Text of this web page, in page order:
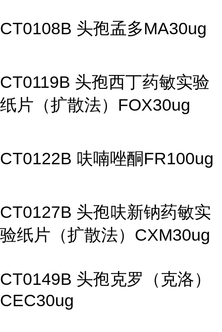
CT0108B 头孢孟多MA30ug
CT0119B 头孢西丁药敏实验
纸片（扩散法）FOX30ug
CT0122B 呋喃唑酮FR100ug
CT0127B 头孢呋新钠药敏实
验纸片（扩散法）CXM30ug
CT0149B 头孢克罗（克洛）
CEC30ug